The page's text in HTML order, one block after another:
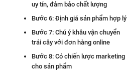
uy tín, đảm bảo chất lượng
Bước 6: Định giá sản phẩm hợp lý
Bước 7: Chú ý khâu vận chuyển
trái cây với đơn hàng online
Bước 8: Có chiến lược marketing
cho sản phẩm